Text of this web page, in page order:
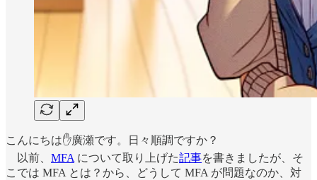
こんにちは✋廣瀬です。日々順調ですか？
以前、 MFA について取り上げた記事を書きましたが、そ
こでは MFA とは？から、どうして MFA が問題なのか、対